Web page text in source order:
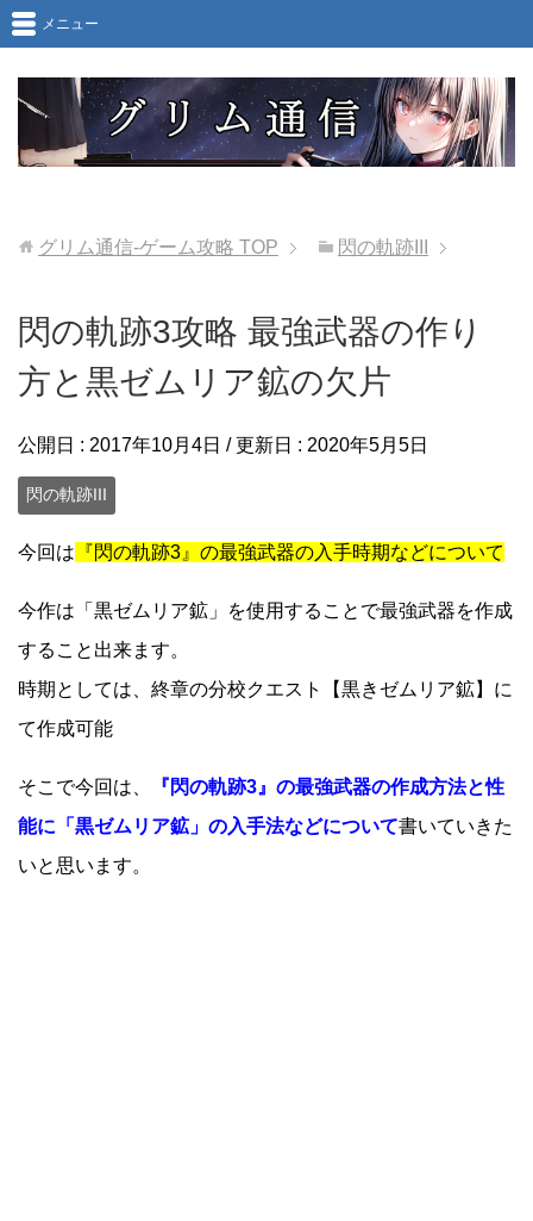
メニュー
グリム通信-ゲーム攻略 TOP 閃の軌跡III
閃の軌跡3攻略 最強武器の作り
方と黒ゼムリア鉱の欠片
公開日 : 2017年10月4日 / 更新日 : 2020年5月5日
閃の軌跡III
今回は 『閃の軌跡3』の最強武器の入手時期などについて
今作は「黒ゼムリア鉱」を使用することで最強武器を作成
すること出来ます。
時期としては、終章の分校クエスト【黒きゼムリア鉱】に
て作成可能
そこで今回は、
『閃の軌跡3』の最強武器の作成方法と性
能に「黒ゼムリア鉱」の入手法などについて書いていきた
いと思います。